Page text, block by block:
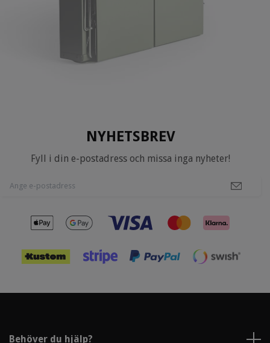
NYHETSBREV
Fyll i din e-postadress och missa inga nyheter!
Behöver du hjälp?